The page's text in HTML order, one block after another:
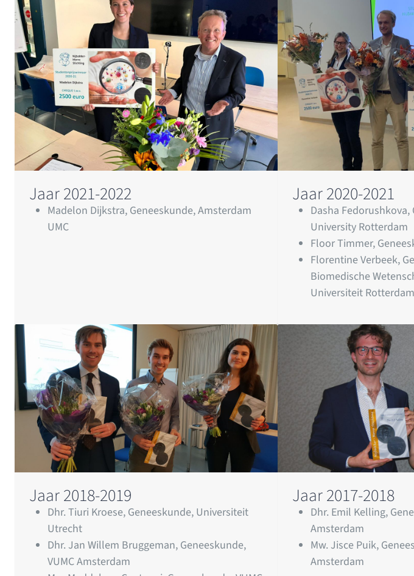
Jaar 2021-2022
Madelon Dijkstra, Geneeskunde, Amsterdam
UMC
Jaar 2020-2021
Dasha Fedorushkova,
University Rotterdam
Floor Timmer,
Florentine Verbeek,
Biomedische
Universiteit Rotterdam
Jaar 2018-2019
Dhr. Tiuri Kroese, Geneeskunde, Universiteit
Utrecht
Dhr. Jan Willem Bruggeman, Geneeskunde,
VUMC Amsterdam
Jaar 2017-2018
Dhr. Emil Kelling,
Amsterdam
Mw. Jisce Puik,
Amsterdam